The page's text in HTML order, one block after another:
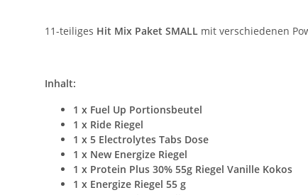
11-teiliges Hit Mix Paket SMALL mit verschiedenen
Inhalt:
1 x Fuel Up Portionsbeutel
1 x Ride Riegel
1 x 5 Electrolytes Tabs Dose
1 x New Energize Riegel
1 x Protein Plus 30% 55g Riegel Vanille Kokos
1 x Energize Riegel 55 g